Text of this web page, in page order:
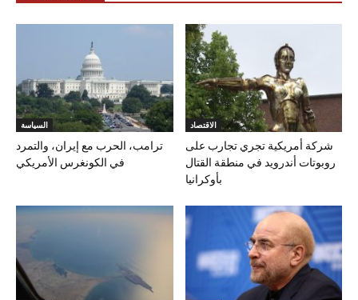
السياسة
ترامب، الحرب مع إيران، والتمرد
في الكونغرس الأمريكي
الاقتصاد
شركة أمريكية تجري تجارب على
روبوتات أندرويد في منطقة القتال
بأوكرانيا